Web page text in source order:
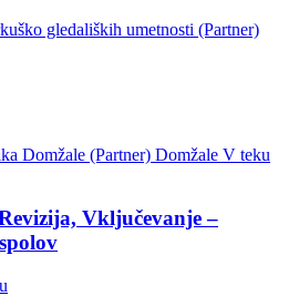
gledaliških umetnosti (Partner)
Domžale (Partner) Domžale V teku
Vključevanje –